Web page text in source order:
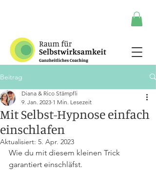
Beitrag
Mit Selbst-Hypnose einfach
einschlafen
Diana & Rico Stämpfli
9. Jan. 2023 1 Min. Lesezeit
Aktualisiert: 5. Apr. 2023
Wie du mit diesem kleinen Trick
garantiert einschläfst.